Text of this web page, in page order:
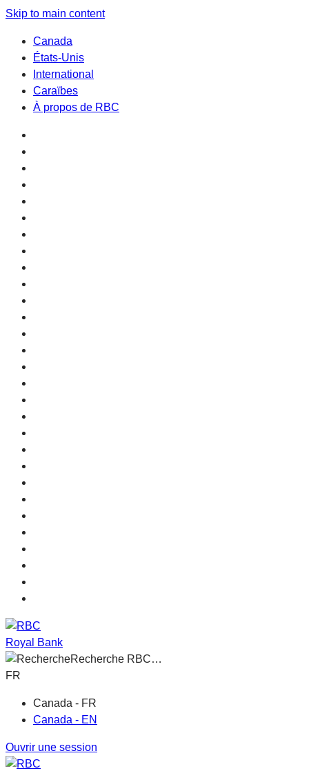
Skip to main content
Canada
États-Unis
International
Caraïbes
À propos de RBC
Royal Bank
Recherche RBC…
FR
Canada - FR
Canada - EN
Ouvrir une session